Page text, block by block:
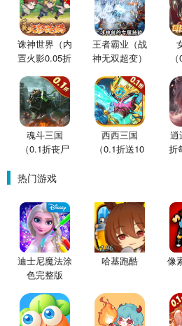
诛神世界（内
置火影0.05折
王者霸业（战
神无双超变）
魂斗三国
（0.1折丧尸
西西三国
（0.1折送10
逍
折
热门游戏
迪士尼魔法涂
色完整版
哈基跑酷
像